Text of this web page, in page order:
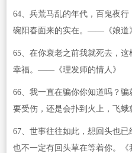
64、兵荒马乱的年代，百鬼夜
碗阳春面来的实在。——《娘道
65、在你衰老之前我就死去，
幸福。——《理发师的情人》
66、我一直在骗你你知道吗？
要受伤，还是会扑到火上，飞蛾
67、世事往往如此，想回头也已
也不一定有回头草在等着你。《